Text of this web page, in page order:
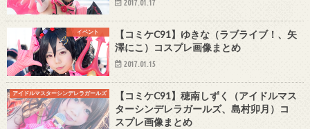
2017.01.17
イベント
【コミケC91】ゆきな（ラブライブ！、矢
澤にこ）コスプレ画像まとめ
2017.01.15
アイドルマスターシンデレラガールズ
【コミケC91】穂南しずく（アイドルマス
ターシンデレラガールズ、島村卯月）コ
スプレ画像まとめ